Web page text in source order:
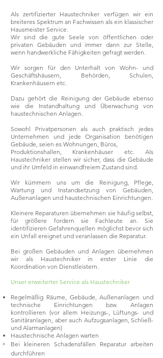
Als zertifizierter Haustechniker verfügen wir ein
breiteres Spektrum an Fachwissen als ein klassischer
Hausmeister Service.
Wir sind die gute Seele von öffentlichen oder
privaten Gebäuden und immer dann zur Stelle,
wenn handwerkliche Fähigkeiten gefragt werden.
Wir sorgen für den Unterhalt von Wohn- und
Geschäftshäusern, Behörden, Schulen,
Krankenhäusern etc.
Dazu gehört die Reinigung der Gebäude ebenso
wie die Instandhaltung und Überwachung von
haustechnischen Anlagen.
Sowohl Privatpersonen als auch praktisch jedes
Unternehmen und jede Organisation benötigen
Gebäude, seien es Wohnungen, Büros,
Produktionshallen, Krankenhäuser etc. Als
Haustechniker stellen wir sicher, dass die Gebäude
und ihr Umfeld in einwandfreiem Zustand sind.
Wir kümmern uns um die Reinigung, Pflege,
Wartung und Instandsetzung von Gebäuden,
Außenanlagen und haustechnischen Einrichtungen.
Kleinere Reparaturen übernehmen sie häufig selbst,
für größere fordern sie Fachleute an. Sie
identifizieren Gefahrenquellen möglichst bevor sich
ein Unfall ereignet und veranlassen die Reparatur.
Bei großen Gebäuden und Anlagen übernehmen
wir als Haustechniker in erster Linie die
Koordination von Dienstleistern.
Unser erweiterter Service als Haustechniker
Regelmäßig Räume, Gebäude, Außenanlagen und
technische Einrichtungen bzw. Anlagen
kontrollieren (vor allem Heizungs-, Lüftungs- und
Sanitäranlagen, aber auch Aufzugsanlagen, Schließ-
und Alarmanlagen)
Haustechnische Anlagen warten
Bei kleineren Schadensfällen Reparatur arbeiten
durchführen